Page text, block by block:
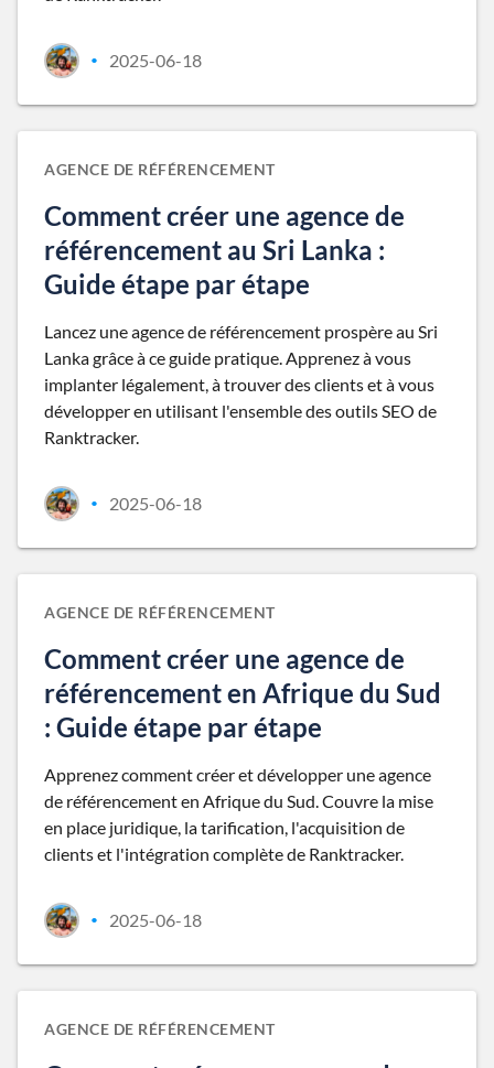
• 2025-06-18
AGENCE DE RÉFÉRENCEMENT
Comment créer une agence de
référencement au Sri Lanka :
Guide étape par étape
Lancez une agence de référencement prospère au Sri
Lanka grâce à ce guide pratique. Apprenez à vous
implanter légalement, à trouver des clients et à vous
développer en utilisant l'ensemble des outils SEO de
Ranktracker.
• 2025-06-18
AGENCE DE RÉFÉRENCEMENT
Comment créer une agence de
référencement en Afrique du Sud
: Guide étape par étape
Apprenez comment créer et développer une agence
de référencement en Afrique du Sud. Couvre la mise
en place juridique, la tarification, l'acquisition de
clients et l'intégration complète de Ranktracker.
• 2025-06-18
AGENCE DE RÉFÉRENCEMENT